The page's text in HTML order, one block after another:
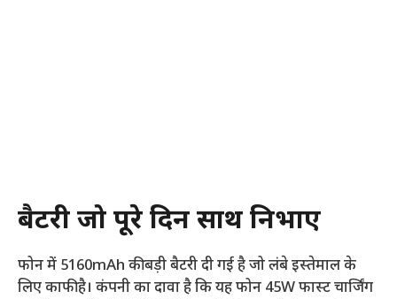
बैटरी जो पूरे दिन साथ निभाए
फोन में 5160mAh की बड़ी बैटरी दी गई है जो लंबे इस्तेमाल के
लिए काफी है। कंपनी का दावा है कि यह फोन 45W फास्ट चार्जिंग